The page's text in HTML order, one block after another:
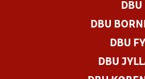
DBU
DBU
DBU
DBU